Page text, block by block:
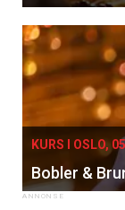
Få
Vi tilbyr
kan fritt
tilsendt.
KURS I OSLO,
Bobler &